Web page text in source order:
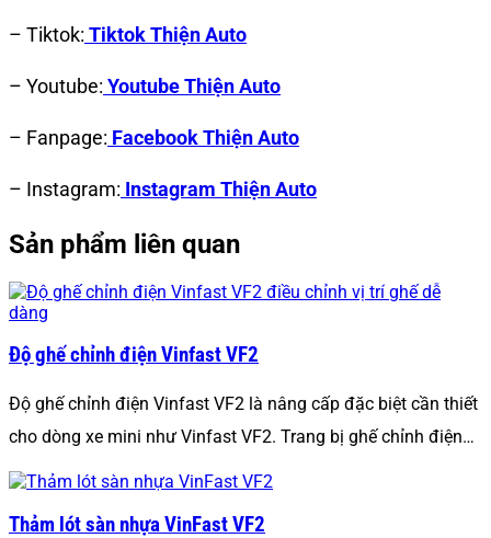
– Tiktok: Tiktok Thiện Auto
– Youtube: Youtube Thiện Auto
– Fanpage: Facebook Thiện Auto
– Instagram: Instagram Thiện Auto
Sản phẩm liên quan
Độ ghế chỉnh điện Vinfast VF2
Độ ghế chỉnh điện Vinfast VF2 là nâng cấp đặc biệt cần thiết
cho dòng xe mini như Vinfast VF2. Trang bị ghế chỉnh điện…
Thảm lót sàn nhựa VinFast VF2